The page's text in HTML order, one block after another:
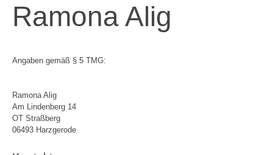
Ramona Alig
Angaben gemäß § 5 TMG:
Ramona Alig
Am Lindenberg 14
OT Straßberg
06493 Harzgerode